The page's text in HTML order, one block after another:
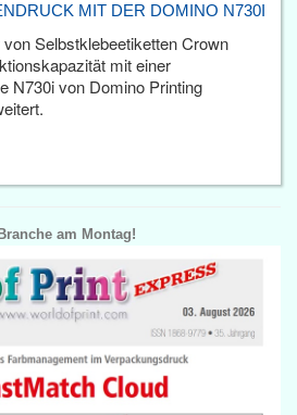
MIT DER DOMINO N730I
Selbstklebeetiketten Crown
mit einer
N730i von Domino Printing
am Montag!